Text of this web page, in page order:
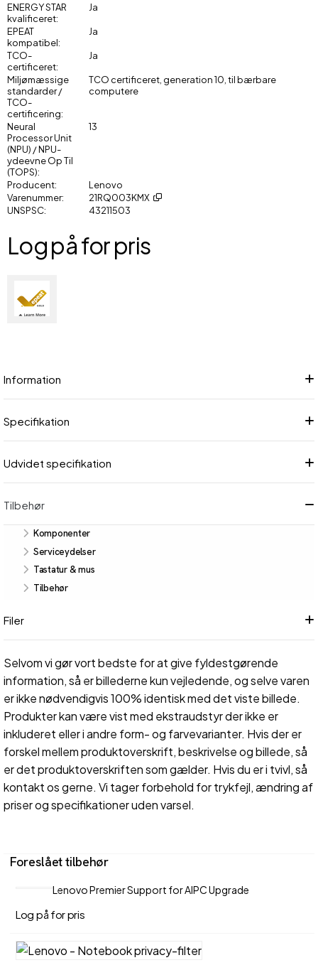
ENERGY STAR
kvalificeret
Ja
EPEAT
kompatibel
Ja
TCO-
certificeret
Ja
Miljømæssige
standarder /
TCO-
certificering
TCO certificeret, generation 10, til bærbare
computere
Neural
Processor Unit
(NPU) / NPU-
ydeevne Op Til
(TOPS)
13
Producent
Lenovo
Varenummer
21RQ003KMX
UNSPSC
43211503
Log på for pris
Information
Specifikation
Udvidet specifikation
Tilbehør
Komponenter
Serviceydelser
Tastatur & mus
Tilbehør
Filer
Selvom vi gør vort bedste for at give fyldestgørende
information, så er billederne kun vejledende, og selve varen
er ikke nødvendigvis 100% identisk med det viste billede.
Produkter kan være vist med ekstraudstyr der ikke er
inkluderet eller i andre form- og farvevarianter. Hvis der er
forskel mellem produktoverskrift, beskrivelse og billede, så
er det produktoverskriften som gælder. Hvis du er i tvivl, så
kontakt os gerne. Vi tager forbehold for trykfejl, ændring af
priser og specifikationer uden varsel.
Foreslået tilbehør
Lenovo Premier Support for AIPC Upgrade
Log på for pris